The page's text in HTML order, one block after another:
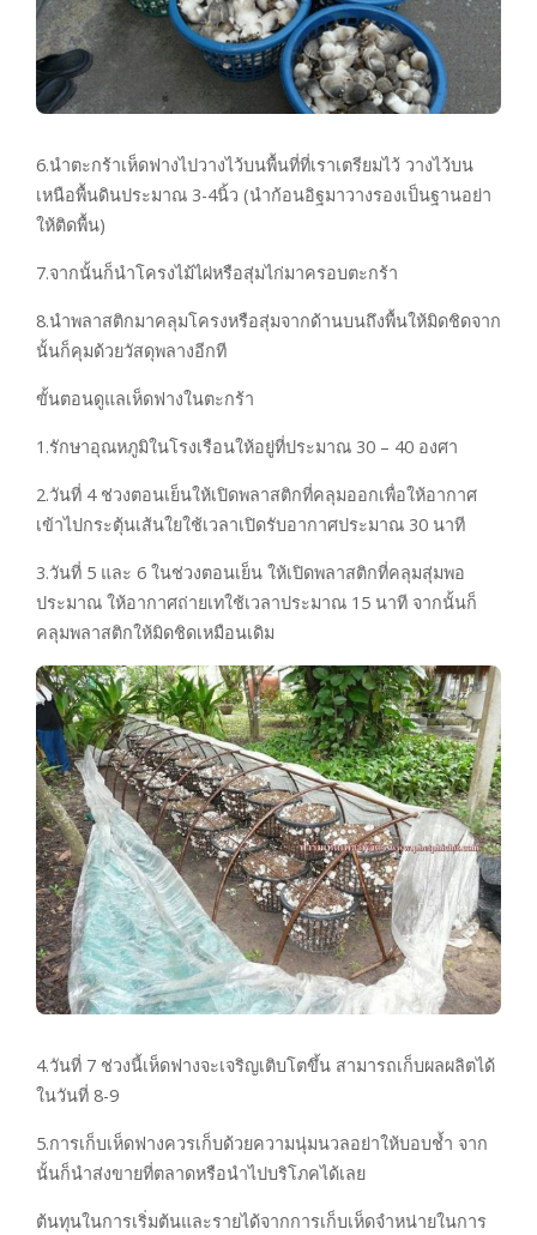
6.นำตะกร้าเห็ดฟางไปวางไว้บนพื้นที่ที่เราเตรียมไว้ วางไว้บน
เหนือพื้นดินประมาณ 3-4นิ้ว (นำก้อนอิฐมาวางรองเป็นฐานอย่า
ให้ติดพื้น)
7.จากนั้นก็นำโครงไม้ไผ่หรือสุ่มไก่มาครอบตะกร้า
8.นำพลาสติกมาคลุมโครงหรือสุ่มจากด้านบนถึงพื้นให้มิดชิดจาก
นั้นก็คุมด้วยวัสดุพลางอีกที
ขั้นตอนดูแลเห็ดฟางในตะกร้า
1.รักษาอุณหภูมิในโรงเรือนให้อยู่ที่ประมาณ 30 – 40 องศา
2.วันที่ 4 ช่วงตอนเย็นให้เปิดพลาสติกที่คลุมออกเพื่อให้อากาศ
เข้าไปกระตุ้นเส้นใยใช้เวลาเปิดรับอากาศประมาณ 30 นาที
3.วันที่ 5 และ 6 ในช่วงตอนเย็น ให้เปิดพลาสติกที่คลุมสุ่มพอ
ประมาณ ให้อากาศถ่ายเทใช้เวลาประมาณ 15 นาที จากนั้นก็
คลุมพลาสติกให้มิดชิดเหมือนเดิม
4.วันที่ 7 ช่วงนี้เห็ดฟางจะเจริญเติบโตขึ้น สามารถเก็บผลผลิตได้
ในวันที่ 8-9
5.การเก็บเห็ดฟางควรเก็บด้วยความนุ่มนวลอย่าให้บอบช้ำ จาก
นั้นก็นำส่งขายที่ตลาดหรือนำไปบริโภคได้เลย
ต้นทุนในการเริ่มต้นและรายได้จากการเก็บเห็ดจำหน่ายในการ